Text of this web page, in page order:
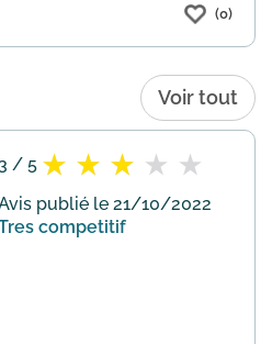
offre exclusive sur Eneba,
promo "AYZEN" lors de
En savoir plus
(0)
Voir tout
3 / 5
publié le 21/10/2022
competitif